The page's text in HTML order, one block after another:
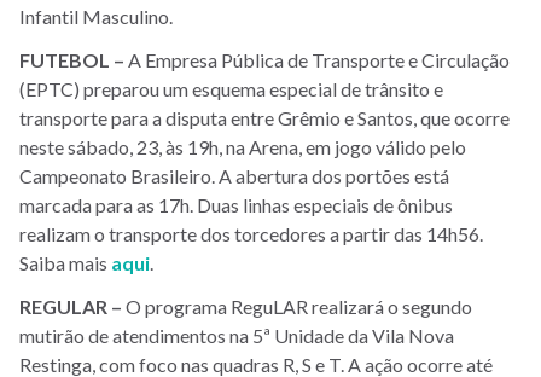
Infantil Masculino.
FUTEBOL – A Empresa Pública de Transporte e Circulação
(EPTC) preparou um esquema especial de trânsito e
transporte para a disputa entre Grêmio e Santos, que ocorre
neste sábado, 23, às 19h, na Arena, em jogo válido pelo
Campeonato Brasileiro. A abertura dos portões está
marcada para as 17h. Duas linhas especiais de ônibus
realizam o transporte dos torcedores a partir das 14h56.
Saiba mais aqui
REGULAR – O programa ReguLAR realizará o segundo
mutirão de atendimentos na 5ª Unidade da Vila Nova
Restinga, com foco nas quadras R, S e T. A ação ocorre até